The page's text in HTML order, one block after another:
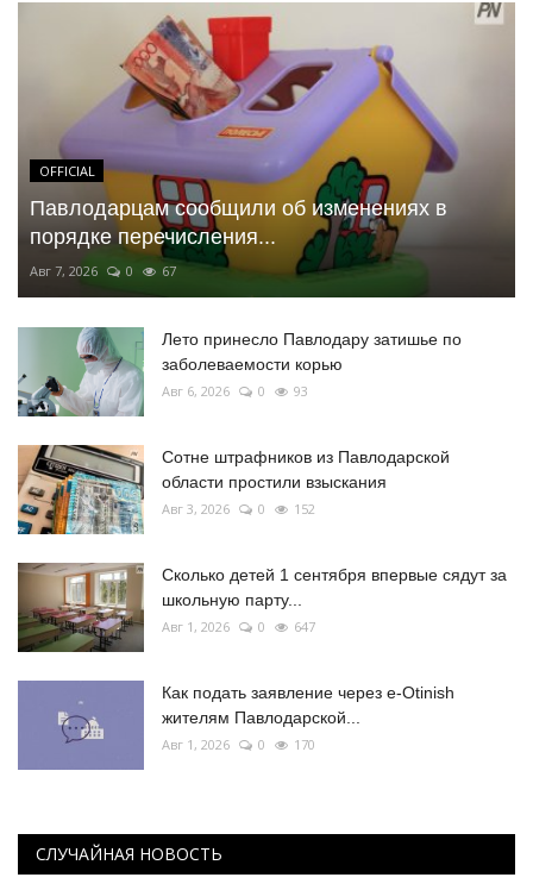
OFFICIAL
Павлодарцам сообщили об изменениях в
порядке перечисления...
Авг 7, 2026 0 67
Лето принесло Павлодару затишье по
заболеваемости корью
Авг 6, 2026 0 93
Сотне штрафников из Павлодарской
области простили взыскания
Авг 3, 2026 0 152
Сколько детей 1 сентября впервые сядут за
школьную парту...
Авг 1, 2026 0 647
Как подать заявление через e-Otinish
жителям Павлодарской...
Авг 1, 2026 0 170
СЛУЧАЙНАЯ НОВОСТЬ